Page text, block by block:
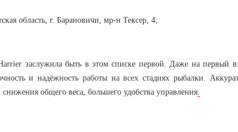
область, г. Барановичи, мр-н Тексер, 4;
заслужила быть в этом списке первой. Даже на первый
и надёжность работы на всех стадиях рыбалки.
общего веса, большего удобства управления